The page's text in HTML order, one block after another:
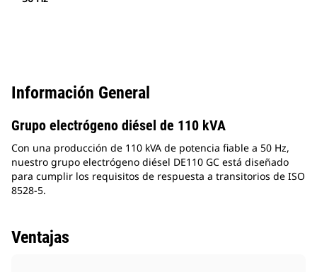
Información General
Grupo electrógeno diésel de 110 kVA
Con una producción de 110 kVA de potencia fiable a 50 Hz,
nuestro grupo electrógeno diésel DE110 GC está diseñado
para cumplir los requisitos de respuesta a transitorios de ISO
8528-5.
Ventajas